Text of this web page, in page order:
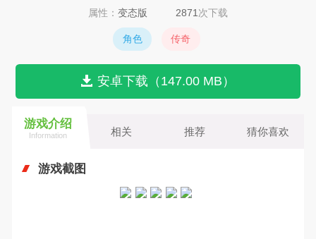
属性： 变态版 2871 次下载
角色 传奇
安卓下载（147.00 MB）
游戏介绍
Information 相关 推荐 猜你喜欢
游戏截图